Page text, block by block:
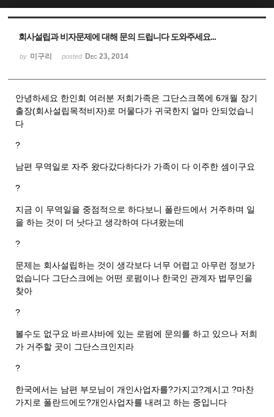
회사설립과 비자문제에 대해 문의 드립니다 도와주세요...
by 미구리 posted Dec 23, 2014
안녕하세요 한인회 여러분 저희가족은 그단스크쪽에 6개월 장기
출장(회사설립목적비자)로 머물다가 귀국한지 얼마 안되었습니
다
?
남편 무역일로 자주 왔다갔다하다가 가족이 다 이주한 셈이구요
?
지금 이 무역일을 중점적으로 하다보니 폴란드에서 거주하며 일
을 하는 것이 더 낫다고 생각하여 다녀왔는데
?
문제는 회사설립하는 것이 생각보다 너무 어렵고 아무런 정보가
없습니다 그단스크에는 어떤 로펌이나 한국인 관계자 법무인을
찾아
?
볼수도 없구요 바르샤바에 있는 로펌에 문의를 하고 있으나 저희
가 거주할 곳이 그단스크인지라
?
한국에서는 남편 부모님이 개인사업자를?가지고?계시고 ?마찬
가지로 폴란드에도?개인사업자를 내려고 하는 중입니다
Sketchbook5, 스케치북5